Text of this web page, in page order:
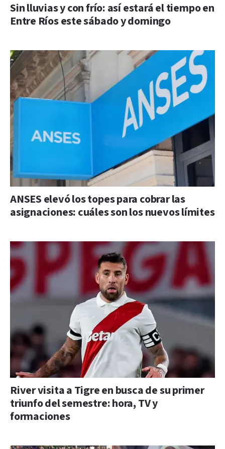
Sin lluvias y con frío: así estará el tiempo en
Entre Ríos este sábado y domingo
ANSES elevó los topes para cobrar las
asignaciones: cuáles son los nuevos límites
River visita a Tigre en busca de su primer
triunfo del semestre: hora, TV y
formaciones